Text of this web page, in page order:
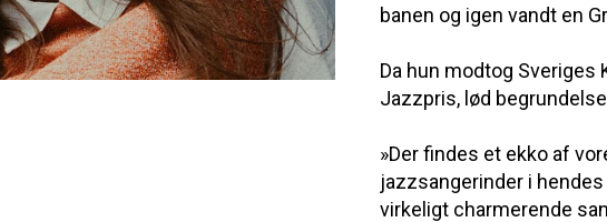
banen og igen vandt en
Da hun modtog
Jazzpris, lød
»Der findes et ekko af
jazzsangerinder i
virkeligt charmerende